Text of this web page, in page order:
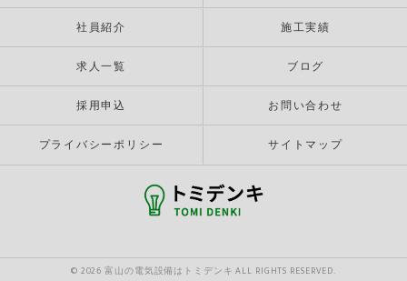
社員紹介 施工実績
求人一覧 ブログ
採用申込 お問い合わせ
プライバシーポリシー サイトマップ
© 2026 富山の電気設備はトミデンキ ALL RIGHTS RESERVED.